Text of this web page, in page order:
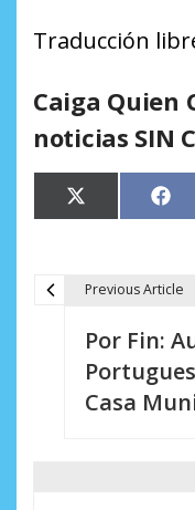
Traducción
Caiga Quien
noticias SIN
Compartir
en
X
(Twitter) en
Previous Article
Por Fin:
Casa